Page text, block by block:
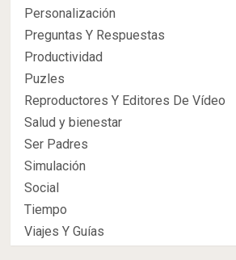
Personalización
Preguntas Y Respuestas
Productividad
Puzles
Reproductores Y Editores De Vídeo
Salud y bienestar
Ser Padres
Simulación
Social
Tiempo
Viajes Y Guías